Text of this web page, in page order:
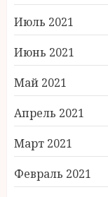
Июль 2021
Июнь 2021
Май 2021
Апрель 2021
Март 2021
Февраль 2021